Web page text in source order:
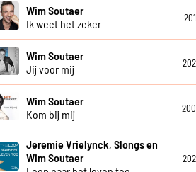
Wim Soutaer
Ik weet het zeker
Wim Soutaer
Jij voor mij
Wim Soutaer
Kom bij mij
Jeremie Vrielynck, Slongs en
Wim Soutaer